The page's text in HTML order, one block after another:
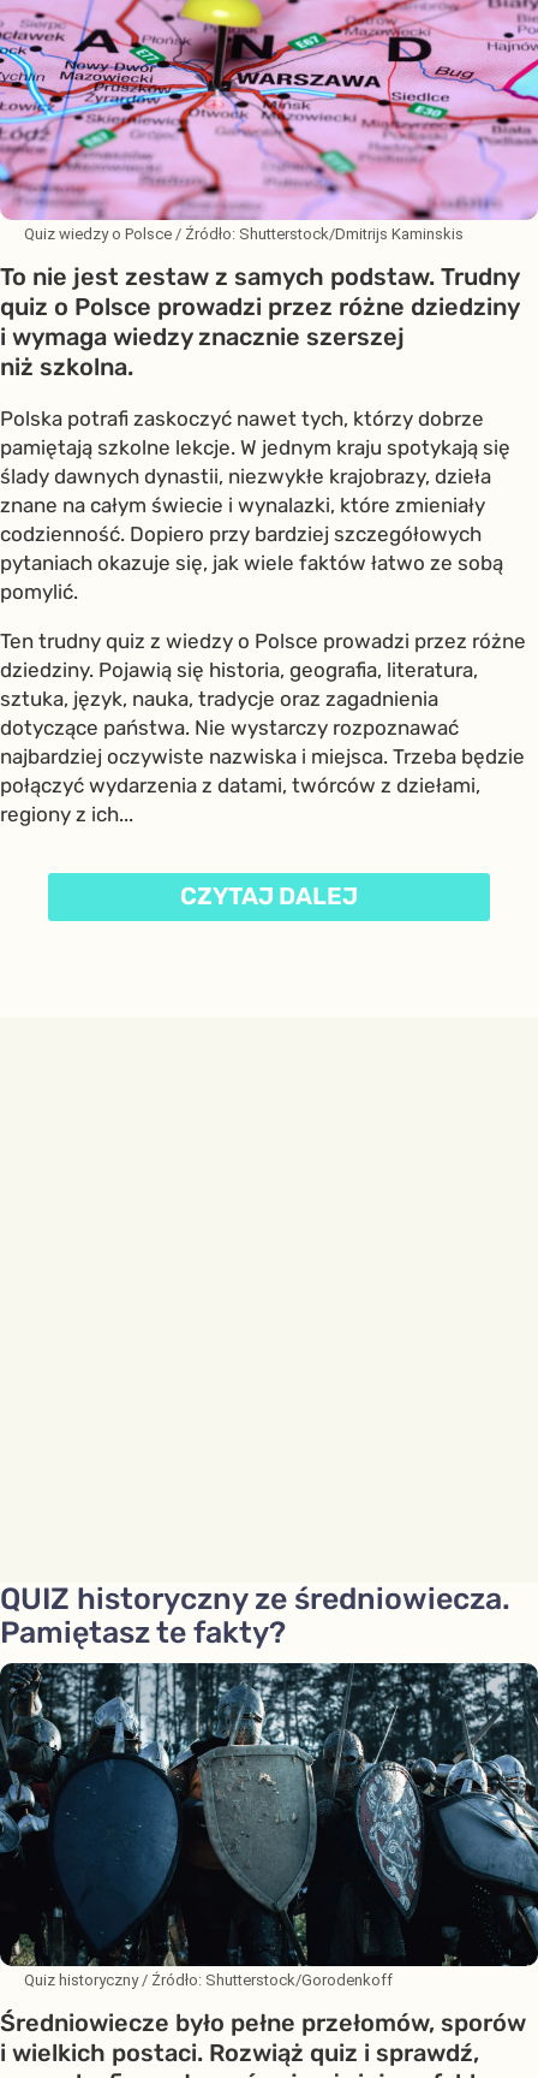
Quiz wiedzy o Polsce / Źródło: Shutterstock/Dmitrijs Kaminskis
To nie jest zestaw z samych podstaw. Trudny
quiz o Polsce prowadzi przez różne dziedziny
i wymaga wiedzy znacznie szerszej
niż szkolna.
Polska potrafi zaskoczyć nawet tych, którzy dobrze
pamiętają szkolne lekcje. W jednym kraju spotykają się
ślady dawnych dynastii, niezwykłe krajobrazy, dzieła
znane na całym świecie i wynalazki, które zmieniały
codzienność. Dopiero przy bardziej szczegółowych
pytaniach okazuje się, jak wiele faktów łatwo ze sobą
pomylić.
Ten trudny quiz z wiedzy o Polsce prowadzi przez różne
dziedziny. Pojawią się historia, geografia, literatura,
sztuka, język, nauka, tradycje oraz zagadnienia
dotyczące państwa. Nie wystarczy rozpoznawać
najbardziej oczywiste nazwiska i miejsca. Trzeba będzie
połączyć wydarzenia z datami, twórców z dziełami,
regiony z ich...
CZYTAJ DALEJ
QUIZ historyczny ze średniowiecza.
Pamiętasz te fakty?
Quiz historyczny / Źródło: Shutterstock/Gorodenkoff
Średniowiecze było pełne przełomów, sporów
i wielkich postaci. Rozwiąż quiz i sprawdź,